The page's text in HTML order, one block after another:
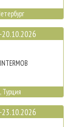
20.10.2026
INTERMOB
Турция